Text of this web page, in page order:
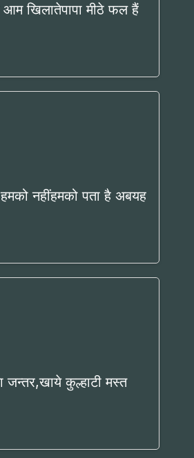
आम खिलातेपापा मीठे फल हैं
नहींहमको पता है अबयह
कुल्हाटी मस्त